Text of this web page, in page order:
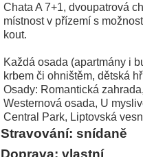
Chata A 7+1, dvoupatrová
místnost v přízemí s
kout.
Každá osada (apartmány i
krbem či ohništěm, dětská
Osady: Romantická
Westernová osada, U
Central Park, Liptovská
Stravování: snídaně
Doprava: vlastní